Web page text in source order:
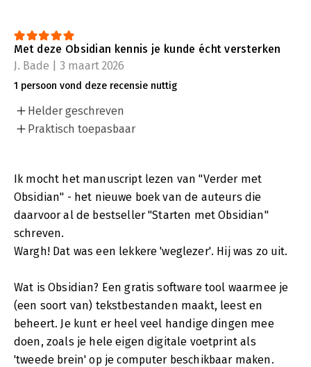
Met deze Obsidian kennis je kunde écht versterken
J. Bade | 3 maart 2026
1 persoon vond deze recensie nuttig
Helder geschreven
Praktisch toepasbaar
Ik mocht het manuscript lezen van "Verder met
Obsidian" - het nieuwe boek van de auteurs die
daarvoor al de bestseller "Starten met Obsidian"
schreven.
Wargh! Dat was een lekkere 'weglezer'. Hij was zo uit.
Wat is Obsidian? Een gratis software tool waarmee je
(een soort van) tekstbestanden maakt, leest en
beheert. Je kunt er heel veel handige dingen mee
doen, zoals je hele eigen digitale voetprint als
'tweede brein' op je computer beschikbaar maken.